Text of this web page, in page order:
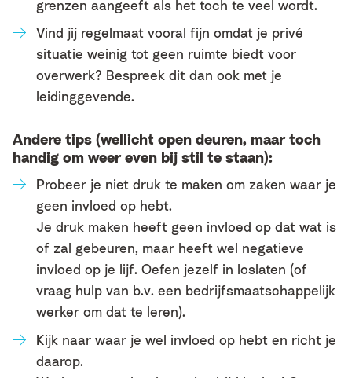
grenzen aangeeft als het toch te veel wordt.
Vind jij regelmaat vooral fijn omdat je privé
situatie weinig tot geen ruimte biedt voor
overwerk? Bespreek dit dan ook met je
leidinggevende.
Andere tips (wellicht open deuren, maar toch
handig om weer even bij stil te staan):
Probeer je niet druk te maken om zaken waar je
geen invloed op hebt.
Je druk maken heeft geen invloed op dat wat is
of zal gebeuren, maar heeft wel negatieve
invloed op je lijf. Oefen jezelf in loslaten (of
vraag hulp van b.v. een bedrijfsmaatschappelijk
werker om dat te leren).
Kijk naar waar je wel invloed op hebt en richt je
daarop.